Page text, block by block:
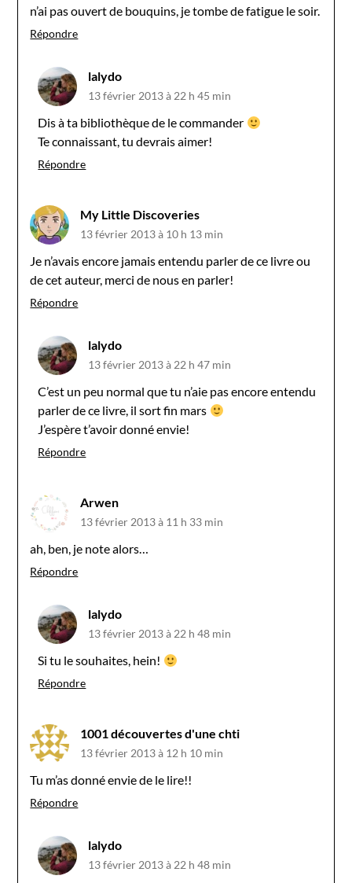
n’ai pas ouvert de bouquins, je tombe de fatigue le soir.
Répondre
lalydo
13 février 2013 à 22 h 45 min
Dis à ta bibliothèque de le commander
Te connaissant, tu devrais aimer!
Répondre
My Little Discoveries
13 février 2013 à 10 h 13 min
Je n’avais encore jamais entendu parler de ce livre ou
de cet auteur, merci de nous en parler!
Répondre
lalydo
13 février 2013 à 22 h 47 min
C’est un peu normal que tu n’aie pas encore entendu
parler de ce livre, il sort fin mars
J’espère t’avoir donné envie!
Répondre
Arwen
13 février 2013 à 11 h 33 min
ah, ben, je note alors…
Répondre
lalydo
13 février 2013 à 22 h 48 min
Si tu le souhaites, hein!
Répondre
1001 découvertes d'une chti
13 février 2013 à 12 h 10 min
Tu m’as donné envie de le lire!!
Répondre
lalydo
13 février 2013 à 22 h 48 min